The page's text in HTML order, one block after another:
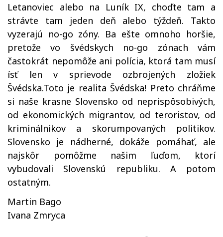
Letanoviec alebo na Luník IX, choďte tam a
strávte tam jeden deň alebo týždeň. Takto
vyzerajú no-go zóny. Ba ešte omnoho horšie,
pretože vo švédskych no-go zónach vám
častokrát nepomôže ani polícia, ktorá tam musí
ísť len v sprievode ozbrojených zložiek
Švédska.Toto je realita Švédska! Preto chráňme
si naše krasne Slovensko od neprispôsobivých,
od ekonomických migrantov, od teroristov, od
kriminálnikov a skorumpovaných politikov.
Slovensko je nádherné, dokáže pomáhať, ale
najskôr pomôžme našim ľuďom, ktorí
vybudovali Slovenskú republiku. A potom
ostatným.
Martin Bago
Ivana Zmryca